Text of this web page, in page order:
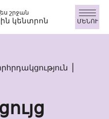
շրջան
կենտրոն ՄԵՆՈՒ